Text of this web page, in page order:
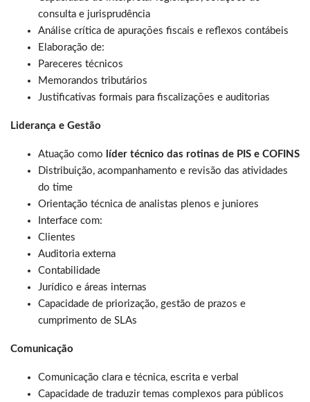
consulta e jurisprudência
Análise crítica de apurações fiscais e reflexos contábeis
Elaboração de:
Pareceres técnicos
Memorandos tributários
Justificativas formais para fiscalizações e auditorias
Liderança e Gestão
Atuação como
líder técnico das rotinas de PIS e COFINS
Distribuição, acompanhamento e revisão das atividades
do time
Orientação técnica de analistas plenos e juniores
Interface com:
Clientes
Auditoria externa
Contabilidade
Jurídico e áreas internas
Capacidade de priorização, gestão de prazos e
cumprimento de SLAs
Comunicação
Comunicação clara e técnica, escrita e verbal
Capacidade de traduzir temas complexos para públicos